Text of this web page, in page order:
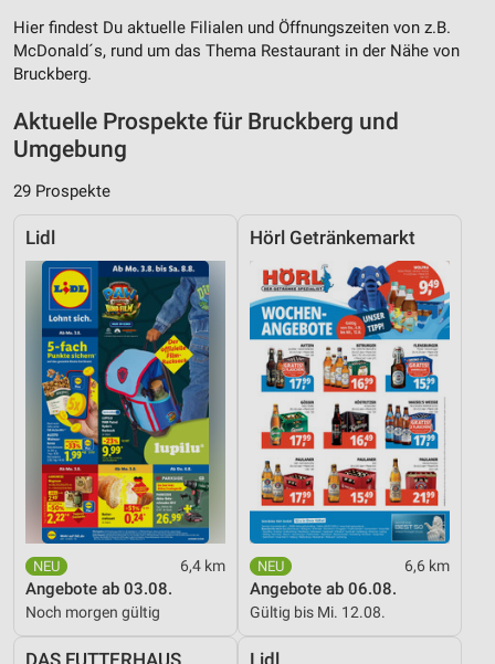
Hier findest Du aktuelle Filialen und Öffnungszeiten von z.B.
McDonald´s, rund um das Thema Restaurant in der Nähe von
Bruckberg.
Aktuelle Prospekte für Bruckberg und
Umgebung
29 Prospekte
Lidl
6,4 km
Angebote ab 03.08.
Noch morgen gültig
Hörl Getränkemarkt
6,6 km
Angebote ab 06.08.
Gültig bis Mi. 12.08.
DAS FUTTERHAUS Lidl